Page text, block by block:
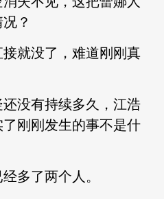
？
就没了，难道刚刚真
没有持续多久，江浩
刚刚发生的事不是什
多了两个人。